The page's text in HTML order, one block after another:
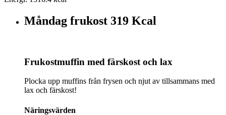
Måndag frukost 319 Kcal
Frukostmuffin med färskost och lax
Plocka upp muffins från frysen och njut av tillsammans med
lax och färskost!
Näringsvärden